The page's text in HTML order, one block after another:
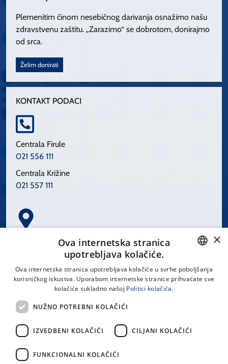
Plemenitim činom nesebičnog darivanja osnažimo našu
zdravstvenu zaštitu. „Zarazimo“ se dobrotom, donirajmo
od srca.
Želim donirati
KONTAKT PODACI
Centrala Firule
021 556 111
Centrala Križine
021 557 111
Spinčićeva 1, 21000 Split
LINKOVI
Uvjeti korištenja
CROATIAN
×
Ova internetska stranica
upotrebljava kolačiće.
Ova internetska stranica upotrebljava kolačiće u svrhe poboljšanja
korisničkog iskustva. Uporabom internetske stranice prihvaćate sve
kolačiće sukladno našoj Politici kolačića.
NUŽNO POTREBNI KOLAČIĆI
IZVEDBENI KOLAČIĆI CILJANI KOLAČIĆI
FUNKCIONALNI KOLAČIĆI